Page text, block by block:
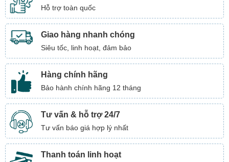
Hỗ trợ toàn quốc
Giao hàng nhanh chóng
Siêu tốc, linh hoạt, đảm bảo
Hàng chính hãng
Bảo hành chính hãng 12 tháng
Tư vấn & hỗ trợ 24/7
Tư vấn báo giá hợp lý nhất
Thanh toán linh hoạt